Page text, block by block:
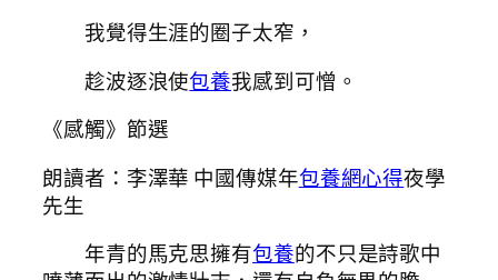
我覺得生涯的圈子太窄，
趁波逐浪使包養我感到可憎。
《感觸》節選
朗讀者：李澤華 中國傳媒年包養網心得夜學
先生
年青的馬克思擁有包養的不只是詩歌中